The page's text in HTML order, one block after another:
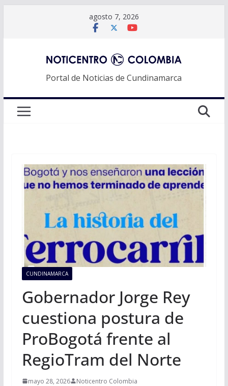
agosto 7, 2026
Portal de Noticias de Cundinamarca
CUNDINAMARCA
Gobernador Jorge Rey
cuestiona postura de
ProBogotá frente al
RegioTram del Norte
mayo 28, 2026 Noticentro Colombia